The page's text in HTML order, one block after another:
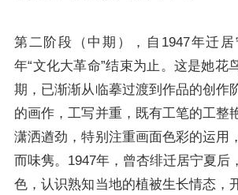
第二阶段（中期），自1947年迁
年“文化大革命”结束为止。这是她花
期，已渐渐从临摹过渡到作品的创作
的画作，工写并重，既有工笔的工整
潇洒遒劲，特别注重画面色彩的运用
而味隽。1947年，曾杏绯迁居宁夏后
色，认识熟知当地的植被生长情态，